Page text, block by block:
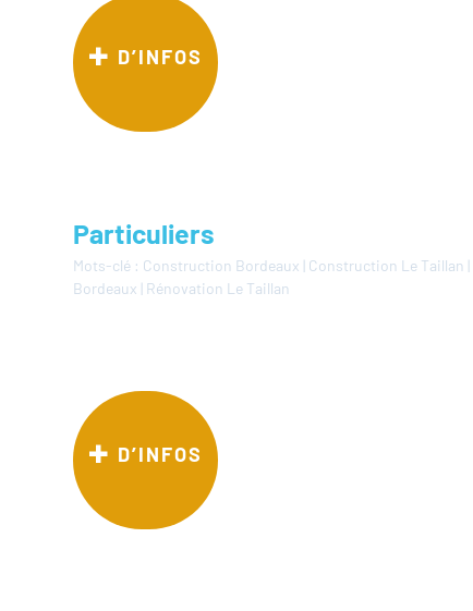
D’INFOS
Particuliers
Mots-clé : Construction Bordeaux | Construction Le Taillan |
Bordeaux | Rénovation Le Taillan
D’INFOS